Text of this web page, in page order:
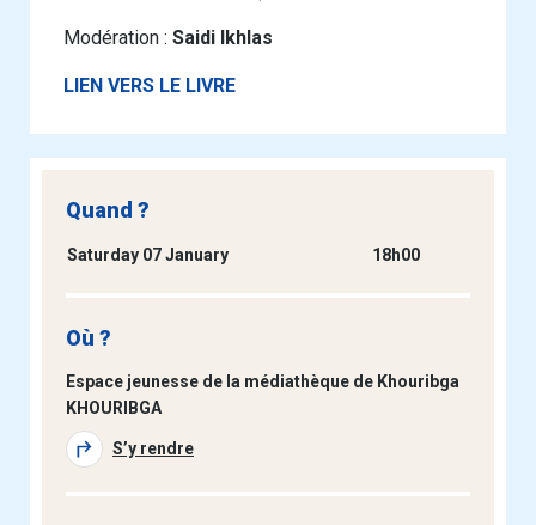
Modération : Saidi Ikhlas
LIEN VERS LE LIVRE
Quand ?
Saturday 07 January 18h00
Où ?
Espace jeunesse de la médiathèque de Khouribga
KHOURIBGA
S’y rendre